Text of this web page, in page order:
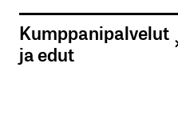
Kumppanipalvelut
ja edut